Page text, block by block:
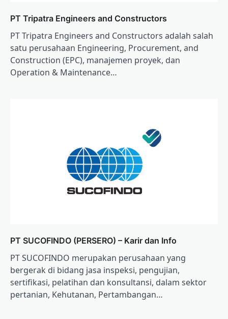
PT Tripatra Engineers and Constructors
PT Tripatra Engineers and Constructors adalah salah
satu perusahaan Engineering, Procurement, and
Construction (EPC), manajemen proyek, dan
Operation & Maintenance…
PT SUCOFINDO (PERSERO) – Karir dan Info
PT SUCOFINDO merupakan perusahaan yang
bergerak di bidang jasa inspeksi, pengujian,
sertifikasi, pelatihan dan konsultansi, dalam sektor
pertanian, Kehutanan, Pertambangan…